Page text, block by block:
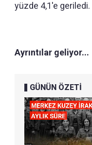
yüzde 4,1'e geriledi.
Ayrıntılar geliyor...
GÜNÜN ÖZETİ